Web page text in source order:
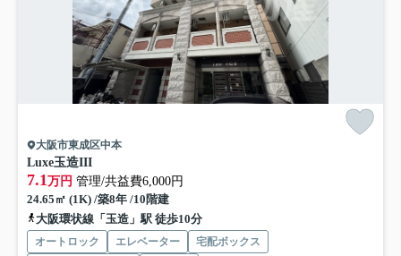
大阪市東成区中本
Luxe玉造III
7.1 万円 管理/共益費6,000円
24.65㎡ (1K) /築8年 /10階建
大阪環状線「玉造」駅 徒歩10分
オートロック エレベーター
宅配ボックス